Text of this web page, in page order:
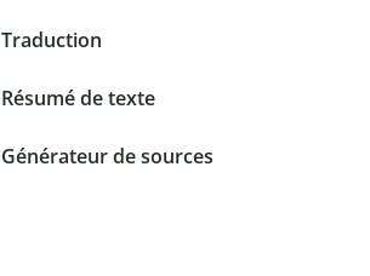
Traduction
Résumé de texte
Générateur de sources